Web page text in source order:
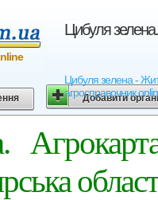
Цибуля
Цибуля зелена -
агросправочник
Добавити